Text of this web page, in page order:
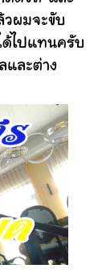
ผมจะขับ
ด้ไปแทนครับ
และต่าง